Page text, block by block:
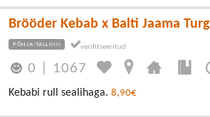
Brööder Kebab x Balti Jaama Turg
PÕHJA-TALLINN
0 1067
Kebabi rull sealihaga. 8,90€